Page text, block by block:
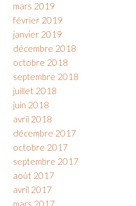
mars 2019
février 2019
janvier 2019
décembre 2018
octobre 2018
septembre 2018
juillet 2018
juin 2018
avril 2018
décembre 2017
octobre 2017
septembre 2017
août 2017
avril 2017
mars 2017